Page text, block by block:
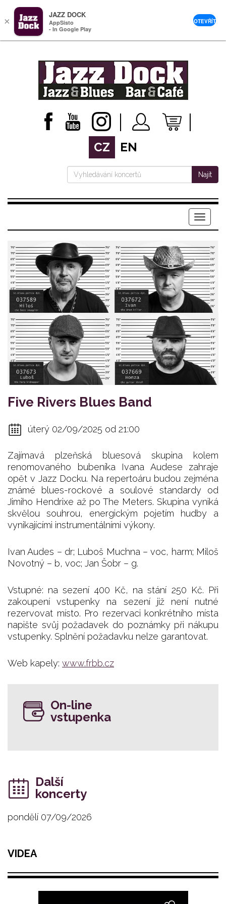
CZ EN
Najít
Menu
Five Rivers Blues Band
úterý 02/09/2025 od 21:00
Zajímavá plzeňská bluesová skupina kolem
renomovaného bubeníka Ivana Audese zahraje
opět v Jazz Docku. Na repertoáru budou zejména
známé blues-rockové a soulové standardy od
Jimiho Hendrixe až po The Meters. Skupina vyniká
skvělou souhrou, energickým pojetím hudby a
vynikajícími instrumentálními výkony.
Ivan Audes – dr; Luboš Muchna – voc, harm; Miloš
Novotný – b, voc; Jan Šobr – g.
Vstupné: na sezení 400 Kč, na stání 250 Kč. Při
zakoupení vstupenky na sezení již není nutné
rezervovat místo. Pro rezervaci konkrétního místa
napište svůj požadavek do poznámky při nákupu
vstupenky. Splnění požadavku nelze garantovat.
Web kapely: www.frbb.cz
On-line
vstupenka
Další
koncerty
pondělí 07/09/2026
VIDEA
×
JAZZ DOCK
AppSisto
- In Google Play
OTEVŘÍT